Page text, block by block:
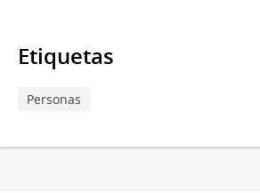
Etiquetas
Personas